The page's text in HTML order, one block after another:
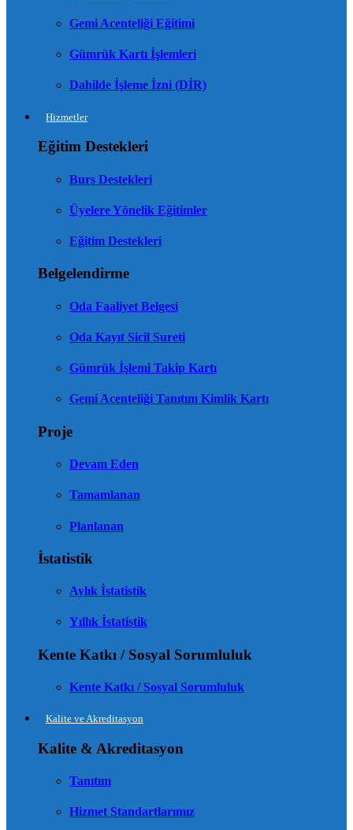
Gemi Acenteliği Eğitimi
Gümrük Kartı İşlemleri
Dahilde İşleme İzni (DİR)
Hizmetler
Eğitim Destekleri
Burs Destekleri
Üyelere Yönelik Eğitimler
Eğitim Destekleri
Belgelendirme
Oda Faaliyet Belgesi
Oda Kayıt Sicil Sureti
Gümrük İşlemi Takip Kartı
Gemi Acenteliği Tanıtım Kimlik Kartı
Proje
Devam Eden
Tamamlanan
Planlanan
İstatistik
Aylık İstatistik
Yıllık İstatistik
Kente Katkı / Sosyal Sorumluluk
Kente Katkı / Sosyal Sorumluluk
Kalite ve Akreditasyon
Kalite & Akreditasyon
Tanıtım
Hizmet Standartlarımız